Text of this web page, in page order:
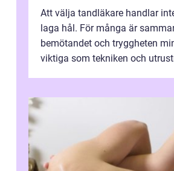
Att välja tandläkare handlar
laga hål. För många är
bemötandet och tryggheten
viktiga som tekniken och